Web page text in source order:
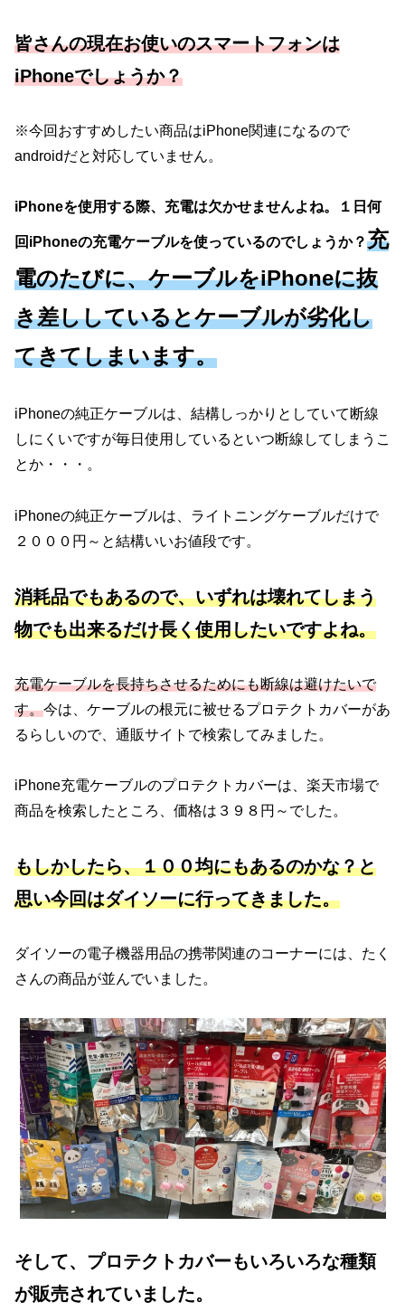
皆さんの現在お使いのスマートフォンは
iPhoneでしょうか？
※今回おすすめしたい商品はiPhone関連になるので
androidだと対応していません。
iPhoneを使用する際、充電は欠かせませんよね。１日何
回iPhoneの充電ケーブルを使っているのでしょうか？充
電のたびに、ケーブルをiPhoneに抜
き差ししているとケーブルが劣化し
てきてしまいます。
iPhoneの純正ケーブルは、結構しっかりとしていて断線
しにくいですが毎日使用しているといつ断線してしまうこ
とか・・・。
iPhoneの純正ケーブルは、ライトニングケーブルだけで
２０００円～と結構いいお値段です。
消耗品でもあるので、いずれは壊れてしまう
物でも出来るだけ長く使用したいですよね。
充電ケーブルを長持ちさせるためにも断線は避けたいで
す。今は、ケーブルの根元に被せるプロテクトカバーがあ
るらしいので、通販サイトで検索してみました。
iPhone充電ケーブルのプロテクトカバーは、楽天市場で
商品を検索したところ、価格は３９８円～でした。
もしかしたら、１００均にもあるのかな？と
思い今回はダイソーに行ってきました。
ダイソーの電子機器用品の携帯関連のコーナーには、たく
さんの商品が並んでいました。
そして、プロテクトカバーもいろいろな種類
が販売されていました。